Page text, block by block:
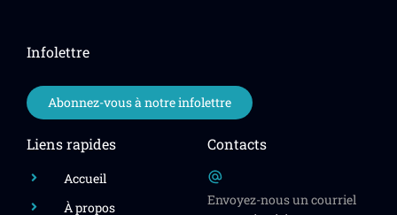
Liens rapides
Accueil
À propos
Contacts
Envoyez-nous un courriel
Infolettre
Abonnez-vous à notre infolettre